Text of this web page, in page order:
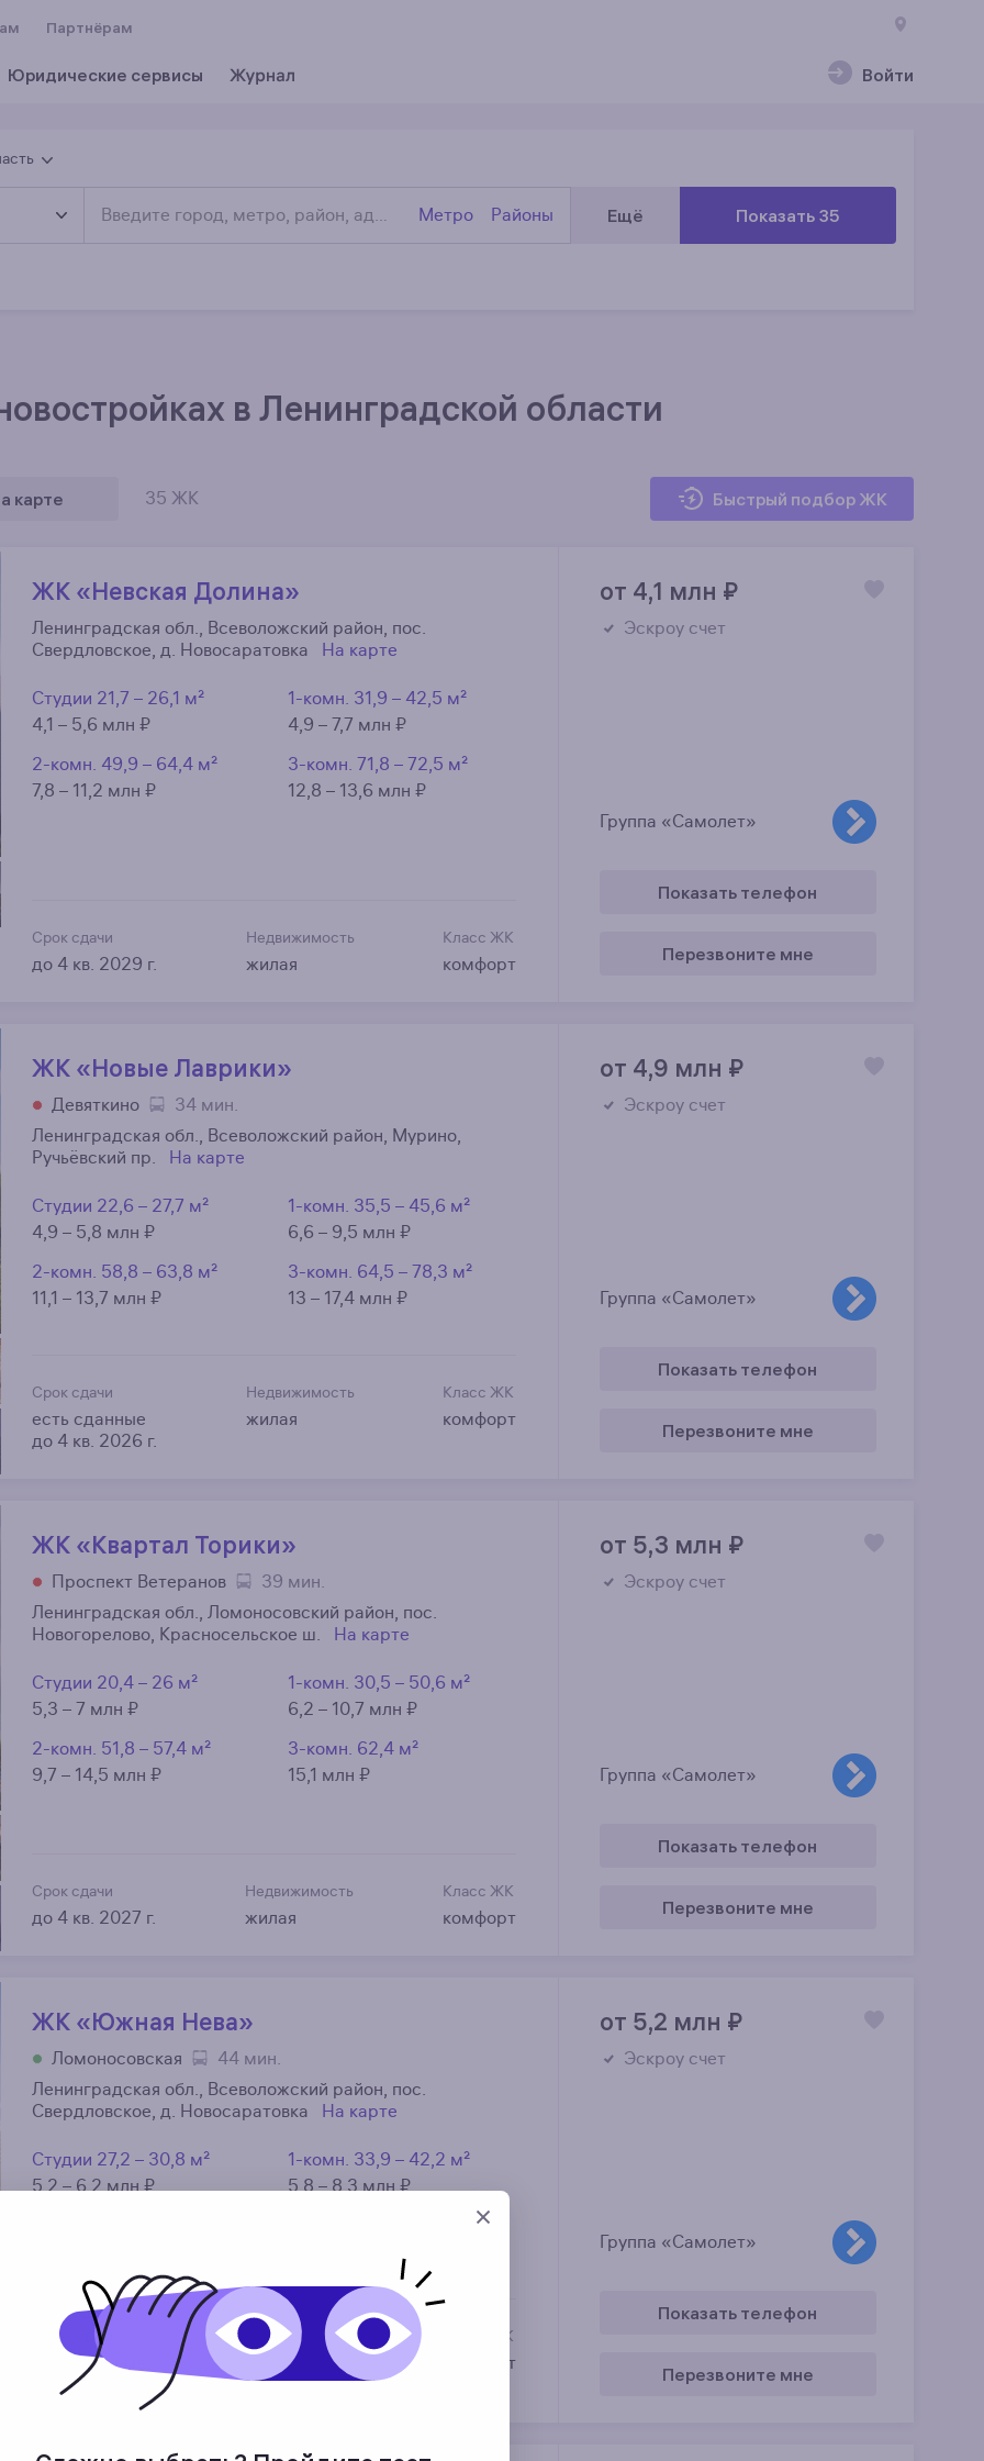
Войти
Юридические сервисы
Партнёрам
Метро Районы Ещё Показать 35
в Ленинградской области
карте 35 ЖК Быстрый подбор ЖК
ЖК «Невская Долина»
Ленинградская обл., Всеволожский район, пос.
Свердловское, д. Новосаратовка
На карте
Студии 21,7 – 26,1 м²
4,1 – 5,6 млн ₽
1-комн. 31,9 – 42,5 м²
4,9 – 7,7 млн ₽
2-комн. 49,9 – 64,4 м²
7,8 – 11,2 млн ₽
3-комн. 71,8 – 72,5 м²
12,8 – 13,6 млн ₽
Срок сдачи
до 4 кв. 2029 г.
Недвижимость
жилая
Класс ЖК
комфорт
от 4,1 млн ₽
Эскроу счет
Группа «Самолет»
Показать телефон
Перезвоните мне
ЖК «Новые Лаврики»
Девяткино
34 мин.
Ленинградская обл., Всеволожский район, Мурино,
Ручьёвский пр.
На карте
Студии 22,6 – 27,7 м²
4,9 – 5,8 млн ₽
1-комн. 35,5 – 45,6 м²
6,6 – 9,5 млн ₽
2-комн. 58,8 – 63,8 м²
11,1 – 13,7 млн ₽
3-комн. 64,5 – 78,3 м²
13 – 17,4 млн ₽
Срок сдачи
есть сданные
до 4 кв. 2026 г.
Недвижимость
жилая
Класс ЖК
комфорт
от 4,9 млн ₽
Эскроу счет
Группа «Самолет»
Показать телефон
Перезвоните мне
ЖК «Квартал Торики»
Проспект Ветеранов
39 мин.
Ленинградская обл., Ломоносовский район, пос.
Новогорелово, Красносельское ш.
На карте
Студии 20,4 – 26 м²
5,3 – 7 млн ₽
1-комн. 30,5 – 50,6 м²
6,2 – 10,7 млн ₽
2-комн. 51,8 – 57,4 м²
9,7 – 14,5 млн ₽
3-комн. 62,4 м²
15,1 млн ₽
Срок сдачи
до 4 кв. 2027 г.
Недвижимость
жилая
Класс ЖК
комфорт
от 5,3 млн ₽
Эскроу счет
Группа «Самолет»
Показать телефон
Перезвоните мне
ЖК «Южная Нева»
Ломоносовская
44 мин.
Ленинградская обл., Всеволожский район, пос.
Свердловское, д. Новосаратовка
На карте
Студии 27,2 – 30,8 м²
5,2 – 6,2 млн ₽
1-комн. 33,9 – 42,2 м²
5,8 – 8,3 млн ₽
Срок сдачи
есть сданные
до 4 кв. 2033 г.
Недвижимость
жилая
Класс ЖК
комфорт
от 5,2 млн ₽
Эскроу счет
Группа «Самолет»
Показать телефон
Перезвоните мне